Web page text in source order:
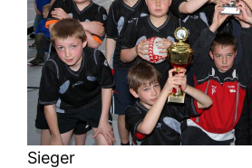
Sieger